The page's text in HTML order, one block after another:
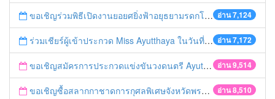
อ่าน 7,124
ขอเชิญร่วมพิธีเปิดงานยอยศยิ่งฟ้าอยุธยามรดกโลก
อ่าน 7,172
ร่วมเชียร์ผู้เข้าประกวด Miss Ayutthaya ในวันที่ 15 ธันวาคม 2560
อ่าน 9,514
ขอเชิญสมัครการประกวดแข่งขันวงดนตรี Ayutthaya battle of the bands
อ่าน 8,510
ขอเชิญซื้อสลากกาชาดการกุศลพิเศษจังหวัดพระนครศรีอยุธยา 2560